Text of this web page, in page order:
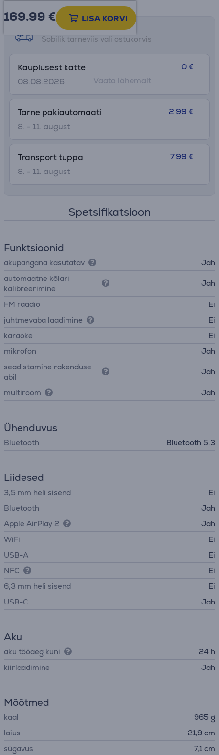
169.99 € LISA KORVI
Tarne võimalused
Sobilik tarneviis vali ostukorvis
Kauplusest kätte
08.08.2026
0 €
Vaata lähemalt
Tarne pakiautomaati
8. - 11. august
2.99 €
Transport tuppa
8. - 11. august
7.99 €
Spetsifikatsioon
Funktsioonid
akupangana kasutatav
Jah
automaatne kõlari
kalibreerimine
Jah
FM raadio
Ei
juhtmevaba laadimine
Ei
karaoke
Ei
mikrofon
Jah
seadistamine rakenduse
abil
Jah
multiroom Jah
Ühenduvus
Bluetooth Bluetooth 5.3
Liidesed
3,5 mm heli sisend
Ei
Bluetooth
Jah
Apple AirPlay 2
Jah
WiFi
Ei
USB-A
Ei
NFC
Ei
6,3 mm heli sisend
Ei
USB-C
Jah
Aku
aku tööaeg kuni
24 h
kiirlaadimine
Jah
Mõõtmed
kaal
965 g
laius
21,9 cm
sügavus
7,1 cm